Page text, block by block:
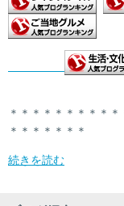
＊＊＊＊＊＊＊＊＊
＊＊＊＊＊＊＊
続きを読む